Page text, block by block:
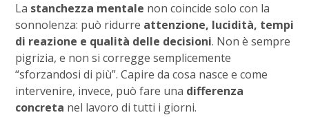
La stanchezza mentale non coincide solo con la
sonnolenza: può ridurre attenzione, lucidità, tempi
di reazione e qualità delle decisioni. Non è sempre
pigrizia, e non si corregge semplicemente
“sforzandosi di più”. Capire da cosa nasce e come
intervenire, invece, può fare una differenza
concreta nel lavoro di tutti i giorni.